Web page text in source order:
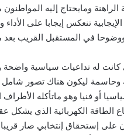
ومايحتاج إليه
تنعكس إيجابا على الأداء
ووضوحا في المستقبل القريب
له تداعيات سياسية واضحة
وحاسمة ليكون هناك تصور شامل
أو فنيا وهو ماتأكله الأطراف
الكهربائية الذي يشكل
إستحقاق إنتخابي صار